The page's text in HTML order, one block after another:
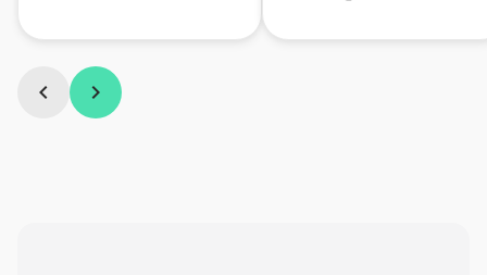
chevron_left chevron_right